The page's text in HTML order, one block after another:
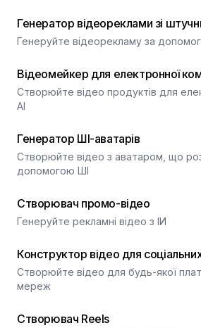
Генератор відеореклами зі
Генеруйте відеорекламу за
Відеомейкер для електронної
Створюйте відео продуктів для
AI
Генератор ШІ-аватарів
Створюйте відео з аватаром, що
допомогою ШІ
Створювач промо-відео
Генеруйте рекламні відео з ІИ
Конструктор відео для
Створюйте відео для будь-якої
мереж
Створювач Reels